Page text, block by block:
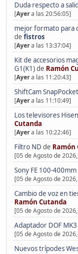
Duda respecto a
[Ayera las 20:56:05]
mejor formato para
de fistros
[Ayera las 13:37:04]
Kit de accesorios
G1(K1)de Ramón
[Ayera las 11:20:43]
ShiftCam
[Ayera las 11:10:49]
Los televisores
Cutanda
[Ayera las 10:22:46]
Filtro ND de Ramón
[05 de Agosto de
Sony FE 100-400mm
[05 de Agosto de
Cambio de voz en
Ramón Cutanda
[05 de Agosto de
Adaptador DOF
[05 de Agosto de
Nuevos trípodes